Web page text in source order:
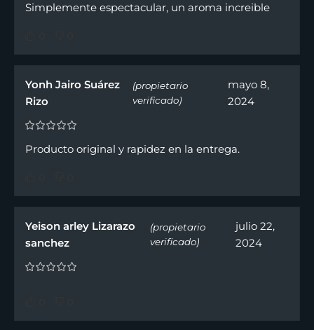
Simplemente espectacular, un aroma increible
Yonh Jairo Suárez
Rizo
(propietario
verificado)
mayo 8,
2024
Producto original y rapidez en la entrega.
Yeison arley Lizarazo
sanchez
(propietario
verificado)
julio 22,
2024